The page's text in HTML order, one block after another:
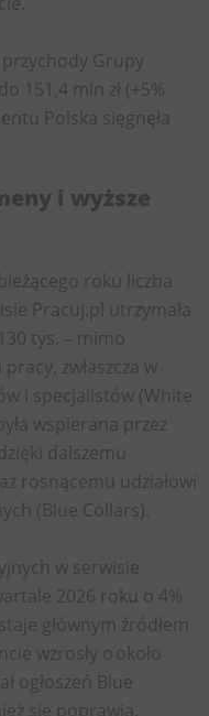
Grupy
151,4 mln zł (+5%
Polska sięgnęła
i wyższe
roku liczba
Pracuj.pl utrzymała
tys. – mimo
zwłaszcza w
i specjalistów (White
wspierana przez
dalszemu
rosnącemu udziałowi
(Blue Collars).
w serwisie
2026 roku o 4%
głównym źródłem
wzrosły o około
ogłoszeń Blue
się poprawia.